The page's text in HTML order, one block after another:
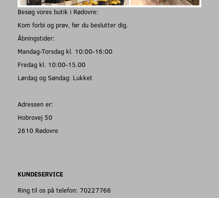
Besøg vores butik i Rødovre:
Kom forbi og prøv, før du beslutter dig.
Åbningstider:
Mandag-Torsdag kl. 10:00-16:00
Fredag kl. 10:00-15.00
Lørdag og Søndag: Lukket
Adressen er:
Hobrovej 50
2610 Rødovre
KUNDESERVICE
Ring til os på telefon: 70227766